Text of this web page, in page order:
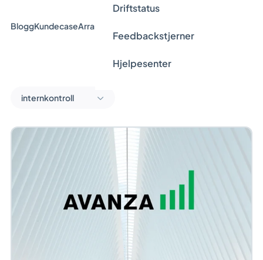
Driftstatus
Feedbackstjerner
Hjelpesenter
BloggKundecaseArrangement og webinar
internkontroll